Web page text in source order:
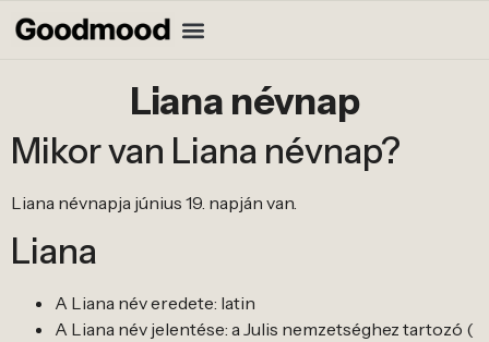
Liana névnap
Mikor van Liana névnap?
Liana névnapja június 19. napján van.
Liana
A Liana név eredete: latin
A Liana név jelentése: a Julis nemzetséghez tartozó (